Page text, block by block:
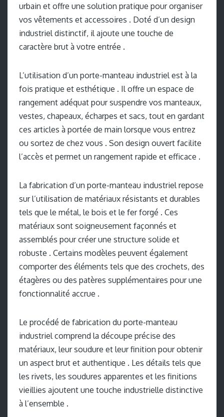
urbain et offre une solution pratique pour organiser
vos vêtements et accessoires . Doté d’un design
industriel distinctif, il ajoute une touche de
caractère brut à votre entrée .
L’utilisation d’un porte-manteau industriel est à la
fois pratique et esthétique . Il offre un espace de
rangement adéquat pour suspendre vos manteaux,
vestes, chapeaux, écharpes et sacs, tout en gardant
ces articles à portée de main lorsque vous entrez
ou sortez de chez vous . Son design ouvert facilite
l’accès et permet un rangement rapide et efficace .
La fabrication d’un porte-manteau industriel repose
sur l’utilisation de matériaux résistants et durables
tels que le métal, le bois et le fer forgé . Ces
matériaux sont soigneusement façonnés et
assemblés pour créer une structure solide et
robuste . Certains modèles peuvent également
comporter des éléments tels que des crochets, des
étagères ou des patères supplémentaires pour une
fonctionnalité accrue .
Le procédé de fabrication du porte-manteau
industriel comprend la découpe précise des
matériaux, leur soudure et leur finition pour obtenir
un aspect brut et authentique . Les détails tels que
les rivets, les soudures apparentes et les finitions
vieillies ajoutent une touche industrielle distinctive
à l’ensemble .